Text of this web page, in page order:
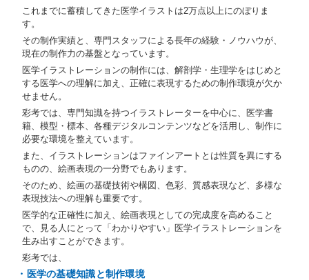
これまでに蓄積してきた医学イラストは2万点以上にのぼりま
す。
その制作実績と、専門スタッフによる長年の経験・ノウハウが、
現在の制作力の基盤となっています。
医学イラストレーションの制作には、解剖学・生理学をはじめと
する医学への理解に加え、正確に表現するための制作環境が欠か
せません。
彩考では、専門知識を持つイラストレーターを中心に、医学書
籍、模型・標本、各種デジタルコンテンツなどを活用し、制作に
必要な環境を整えています。
また、イラストレーションはファインアートとは性質を異にする
ものの、絵画表現の一分野でもあります。
そのため、絵画の基礎技術や構図、色彩、質感表現など、多様な
表現技法への理解も重要です。
医学的な正確性に加え、絵画表現としての完成度を高めること
で、見る人にとって「わかりやすい」医学イラストレーションを
生み出すことができます。
彩考では、
・医学の基礎知識と制作環境